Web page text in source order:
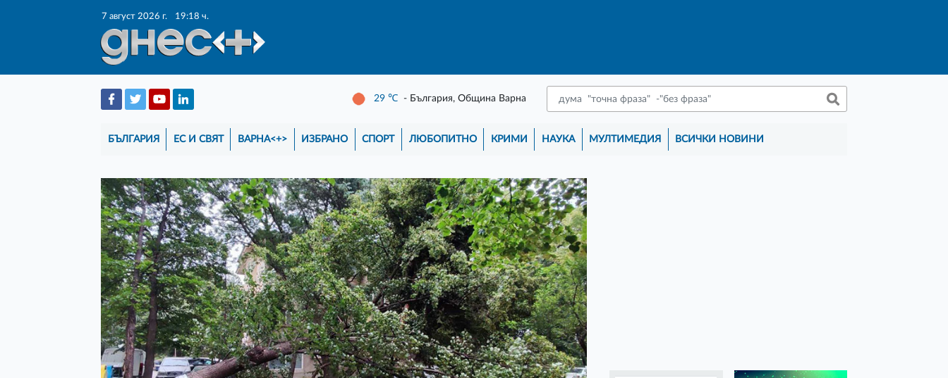
7 август 2026 г. 19:18 ч.
29 ℃ - България, Община Варна
БЪЛГАРИЯ ЕС И СВЯТ ВАРНА<+> ИЗБРАНО СПОРТ ЛЮБОПИТНО КРИМИ НАУКА МУЛТИМЕДИЯ ВСИЧКИ НОВИНИ